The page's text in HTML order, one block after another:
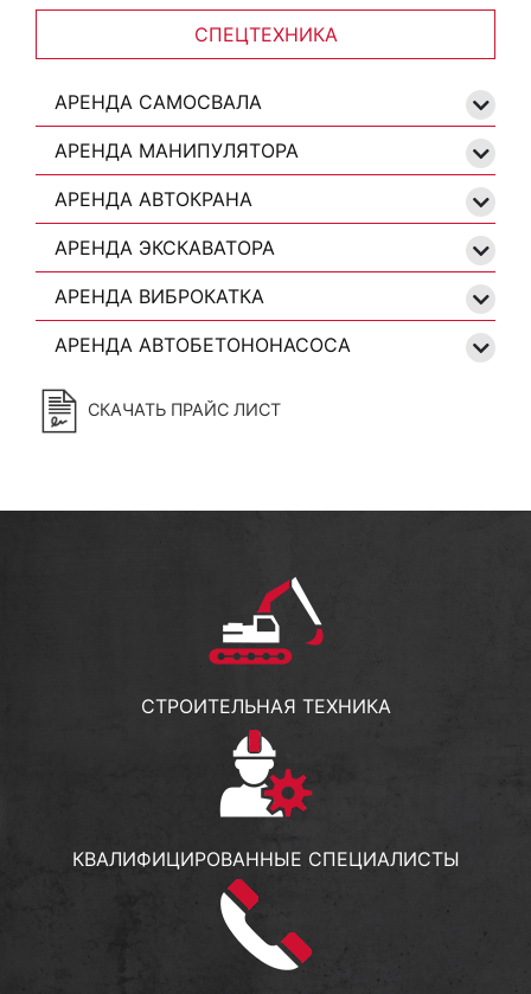
СПЕЦТЕХНИКА
АРЕНДА САМОСВАЛА
АРЕНДА МАНИПУЛЯТОРА
АРЕНДА АВТОКРАНА
АРЕНДА ЭКСКАВАТОРА
АРЕНДА ВИБРОКАТКА
АРЕНДА АВТОБЕТОНОНАСОСА
СКАЧАТЬ ПРАЙС ЛИСТ
СТРОИТЕЛЬНАЯ ТЕХНИКА
КВАЛИФИЦИРОВАННЫЕ СПЕЦИАЛИСТЫ